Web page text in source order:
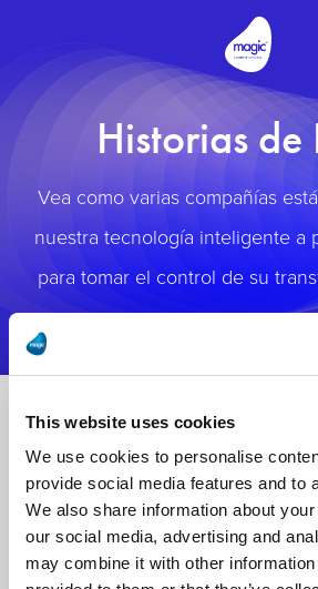
This website uses cookies
We use cookies to personalise
provide social media features and to
We also share information about
our social media, advertising and
may combine it with other information
Historias de
Vea como varias compañías
nuestra tecnología inteligente
para tomar el control de su